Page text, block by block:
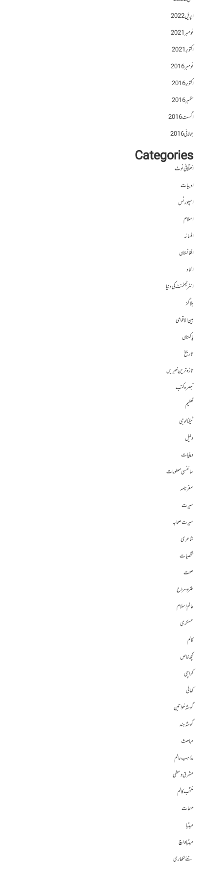
اپریل 2022
نومبر 2021
اکتوبر 2021
نومبر 2016
اکتوبر 2016
ستمبر 2016
اگست 2016
جولائی 2016
Categories
اختلافی نوٹ
ادبیات
اسپورٹس
اسلام
افسانہ
افغانستان
الحاد
انٹرٹینمنٹ کی دنیا
بلاگز
بین الاقوامی
پاکستان
تاریخ
تازہ ترین خبریں
تبصرہ کتب
تعلیم
ٹیکنالوجی
دلیل
دینیات
سائنسی معلومات
سفرنامہ
سیرت
سیرت صحابہ
شاعری
شخصیات
صحت
طنز و مزاح
عالم اسلام
عسکری
کالم
کچھ خاص
کراچی
کہانی
گوشہ خواتین
گوشہ ہند
مباحث
مذاہب عالم
مشرق وسطی
منتخب کالم
مہمات
میڈیا
میڈیا واچ
نئے لکھاری